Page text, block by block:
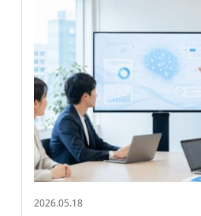
2026.05.18